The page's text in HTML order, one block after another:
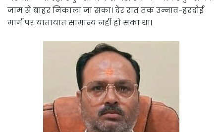
जाम से बाहर निकाला जा सका। देर रात तक उन्नाव-हरदोई
मार्ग पर यातायात सामान्य नहीं हो सका था।